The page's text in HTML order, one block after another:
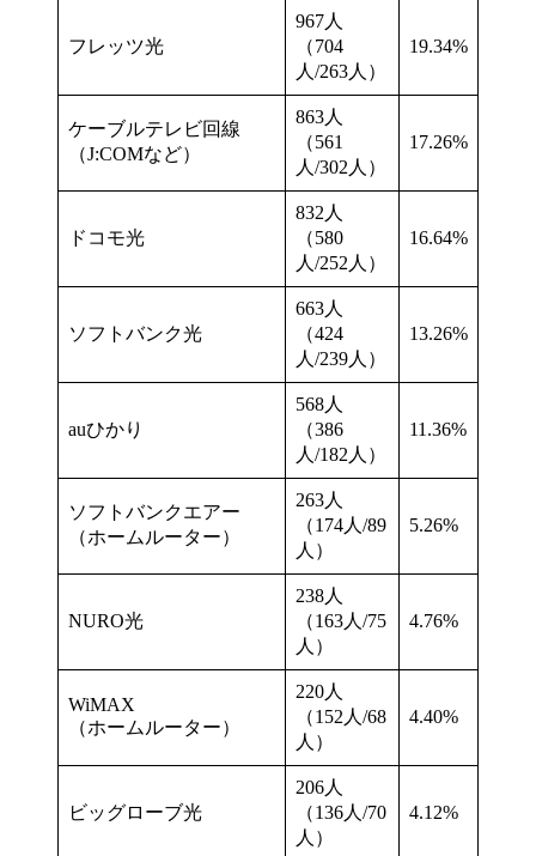
フレッツ光
967人
（704
人/263人）
19.34%
ケーブルテレビ回線
（J:COMなど）
863人
（561
人/302人）
17.26%
ドコモ光
832人
（580
人/252人）
16.64%
ソフトバンク光
663人
（424
人/239人）
13.26%
auひかり
568人
（386
人/182人）
11.36%
ソフトバンクエアー
（ホームルーター）
263人
（174人/89
人）
5.26%
NURO光
238人
（163人/75
人）
4.76%
WiMAX
（ホームルーター）
220人
（152人/68
人）
4.40%
ビッグローブ光
206人
（136人/70
人）
4.12%